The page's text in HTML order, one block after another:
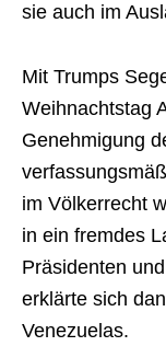
sie auch im
Mit Trumps
Weihnachtstag
Genehmigung
im Völkerrecht
in ein fremdes
Präsidenten
erklärte sich
Venezuelas.